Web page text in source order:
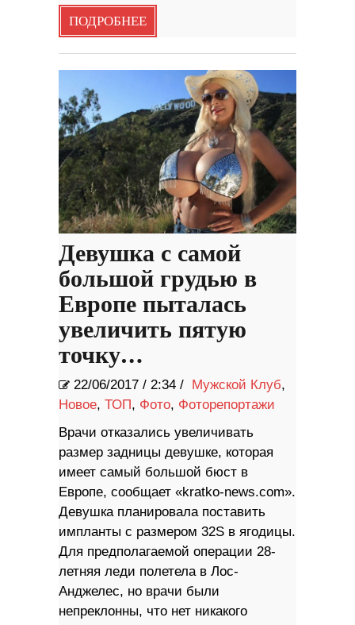
ПОДРОБНЕЕ
Девушка с самой
большой грудью в
Европе пыталась
увеличить пятую
точку…
22/06/2017 / 2:34 / Мужской Клуб,
Новое, ТОП, Фото, Фоторепортажи
Врачи отказались увеличивать
размер задницы девушке, которая
имеет самый большой бюст в
Европе, сообщает «kratko-news.com».
Девушка планировала поставить
импланты с размером 32S в ягодицы.
Для предполагаемой операции 28-
летняя леди полетела в Лос-
Анджелес, но врачи были
непреклонны, что нет никакого